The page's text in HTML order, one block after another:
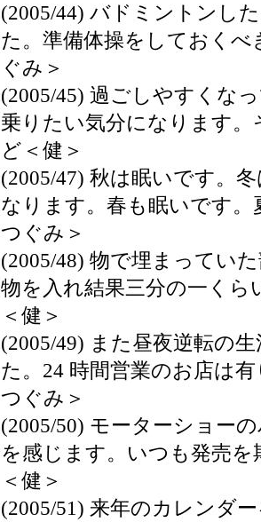
(2005/44) バドミントンし
た。準備体操をしておく
ぐみ＞
(2005/45) 過ごしやすくな
乗りたい気分になります
ど＜健＞
(2005/47) 秋は眠いです。
なります。春も眠いです
つぐみ＞
(2005/48) 物で埋まってい
物を入れ結果三分の一く
＜健＞
(2005/49) また昼夜逆転の
た。24 時間営業のお店は
つぐみ＞
(2005/50) モーターショー
を感じます。いつも発売
＜健＞
(2005/51) 来年のカレンダ